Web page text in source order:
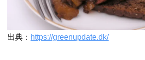
出典： https://greenupdate.dk/